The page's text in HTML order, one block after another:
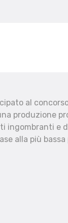
al
produzione
ingombranti e
alla più